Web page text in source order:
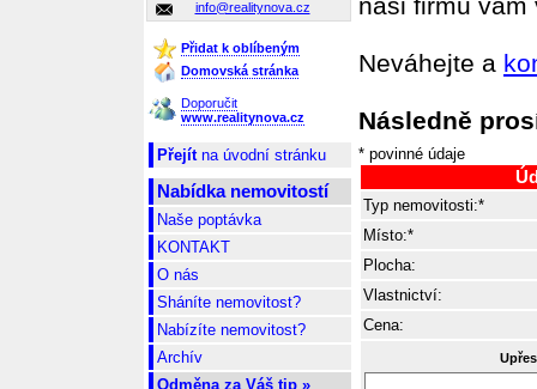
info@realitynova.cz
Přidat k oblíbeným
Domovská stránka
Doporučit
www.realitynova.cz
Přejítna úvodní stránku
Nabídka nemovitostí
Naše poptávka
KONTAKT
O nás
Sháníte nemovitost?
Nabízíte nemovitost?
Archív
Odměna za Váš tip »
Neváhejte a
Následně
* povinné údaje
Typ nemovitosti:*
Místo:*
Plocha:
Vlastnictví:
Cena: